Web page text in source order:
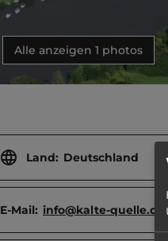
Alle anzeigen 1 photos
Land: Deutschland
E-Mail: info@kalte-quelle.de